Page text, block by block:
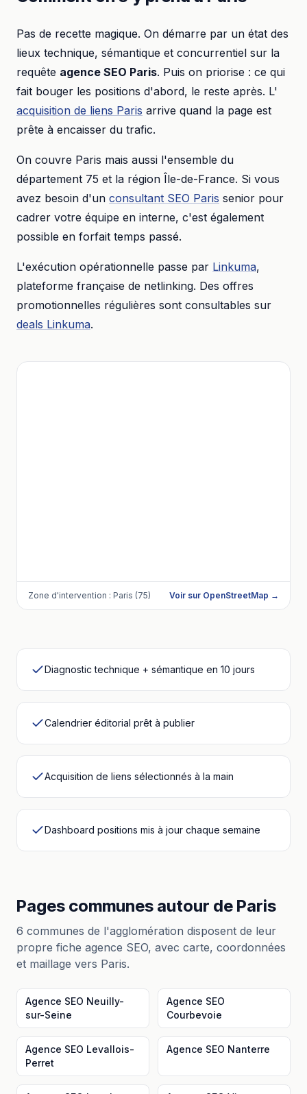
Pas de recette magique. On démarre par un état des
lieux technique, sémantique et concurrentiel sur la
requête agence SEO Paris. Puis on priorise : ce qui
fait bouger les positions d'abord, le reste après. L'
acquisition de liens Paris arrive quand la page est
prête à encaisser du trafic.
On couvre Paris mais aussi l'ensemble du
département 75 et la région Île-de-France. Si vous
avez besoin d'un consultant SEO Paris senior pour
cadrer votre équipe en interne, c'est également
possible en forfait temps passé.
L'exécution opérationnelle passe par Linkuma,
plateforme française de netlinking. Des offres
promotionnelles régulières sont consultables sur
deals Linkuma.
Zone d'intervention : Paris (75) Voir sur OpenStreetMap →
Diagnostic technique + sémantique en 10 jours
Calendrier éditorial prêt à publier
Acquisition de liens sélectionnés à la main
Dashboard positions mis à jour chaque semaine
Pages communes autour de Paris
6 communes de l'agglomération disposent de leur
propre fiche agence SEO, avec carte, coordonnées
et maillage vers Paris.
Agence SEO Neuilly-
sur-Seine
Agence SEO
Courbevoie
Agence SEO Levallois-
Perret
Agence SEO Nanterre